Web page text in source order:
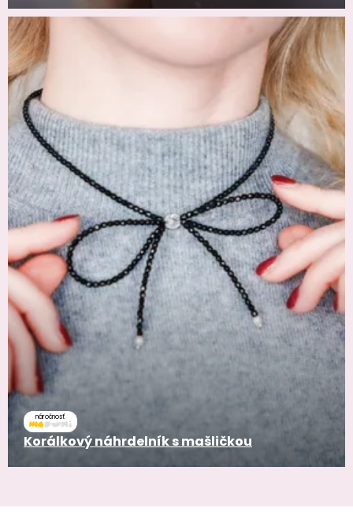
náročnosť
Korálkový náhrdelník s mašličkou